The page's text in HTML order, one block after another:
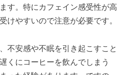
す。特にカフェイン感受性が高
けやすいので注意が必要です。
不安感や不眠を引き起こすこと
くにコーヒーを飲んでしまう